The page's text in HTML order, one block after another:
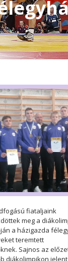
fiataljaink
meg a
a házigazda
teremtett
Sajnos az
diákolimpikon jelent